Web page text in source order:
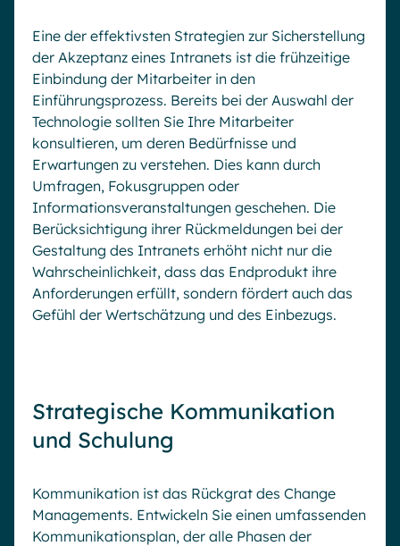
Eine der effektivsten Strategien zur Sicherstellung
der Akzeptanz eines Intranets ist die frühzeitige
Einbindung der Mitarbeiter in den
Einführungsprozess. Bereits bei der Auswahl der
Technologie sollten Sie Ihre Mitarbeiter
konsultieren, um deren Bedürfnisse und
Erwartungen zu verstehen. Dies kann durch
Umfragen, Fokusgruppen oder
Informationsveranstaltungen geschehen. Die
Berücksichtigung ihrer Rückmeldungen bei der
Gestaltung des Intranets erhöht nicht nur die
Wahrscheinlichkeit, dass das Endprodukt ihre
Anforderungen erfüllt, sondern fördert auch das
Gefühl der Wertschätzung und des Einbezugs.
Strategische Kommunikation
und Schulung
Kommunikation ist das Rückgrat des Change
Managements. Entwickeln Sie einen umfassenden
Kommunikationsplan, der alle Phasen der